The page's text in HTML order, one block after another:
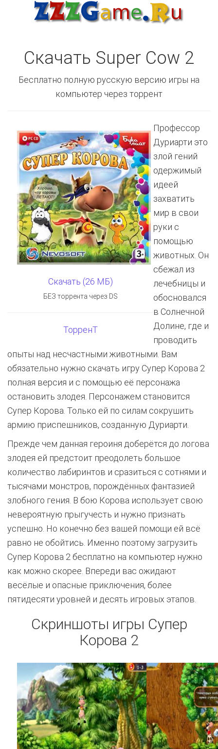
Скачать Super Cow 2
Бесплатно полную русскую версию игры на
компьютер через торрент
Скачать (26 МБ)
БЕЗ торрента через DS
ТорренТ
Профессор
Дуриарти это
злой гений
одержимый
идеей
захватить
мир в свои
руки с
помощью
животных. Он
сбежал из
лечебницы и
обосновался
в Солнечной
Долине, где и
проводить
опыты над несчастными животными. Вам
обязательно нужно скачать игру Супер Корова 2
полная версия и с помощью её персонажа
остановить злодея. Персонажем становится
Супер Корова. Только ей по силам сокрушить
армию приспешников, созданную Дуриарти.
Прежде чем данная героиня доберётся до логова
злодея ей предстоит преодолеть большое
количество лабиринтов и сразиться с сотнями и
тысячами монстров, порождённых фантазией
злобного гения. В бою Корова использует свою
невероятную прыгучесть и нужно признать
успешно. Но конечно без вашей помощи ей всё
равно не обойтись. Именно поэтому загрузить
Супер Корова 2 бесплатно на компьютер нужно
как можно скорее. Впереди вас ожидают
весёлые и опасные приключения, более
пятидесяти уровней и десять игровых этапов.
Скриншоты игры Супер
Корова 2